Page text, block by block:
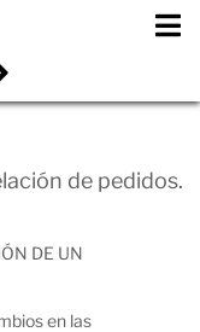
de pedidos.
DE UN
en las